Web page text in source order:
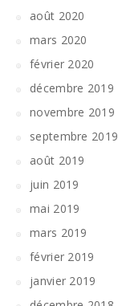
août 2020
mars 2020
février 2020
décembre 2019
novembre 2019
septembre 2019
août 2019
juin 2019
mai 2019
mars 2019
février 2019
janvier 2019